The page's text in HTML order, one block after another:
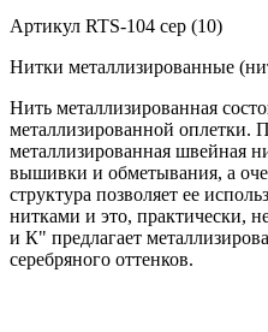
Артикул RTS-104 сер (10)
Нитки металлизированные
Нить металлизированная
металлизированной оплетки.
металлизированная швейная
вышивки и обметывания, а
структура позволяет ее
нитками и это, практически,
и К" предлагает
серебряного оттенков.